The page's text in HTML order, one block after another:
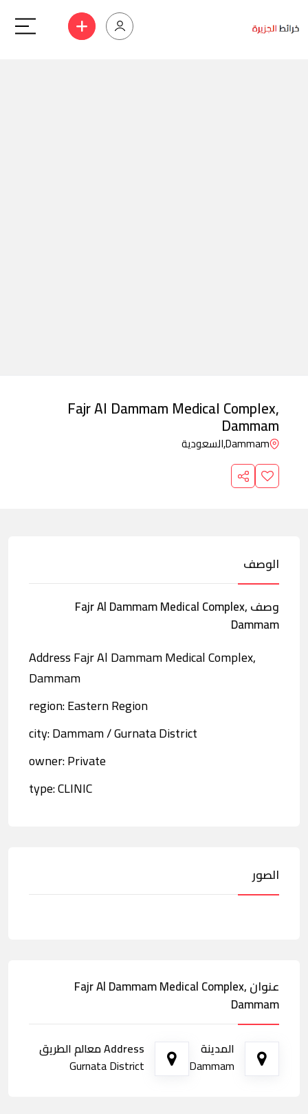
Fajr Al Dammam Medical Complex,
Dammam
Dammam,السعودية
الوصف
وصف Fajr Al Dammam Medical Complex,
Dammam
Address Fajr Al Dammam Medical Complex,
Dammam
region: Eastern Region
city: Dammam / Gurnata District
owner: Private
type: CLINIC
الصور
عنوان Fajr Al Dammam Medical Complex,
Dammam
المدينة
Dammam
Address معالم الطريق
Gurnata District